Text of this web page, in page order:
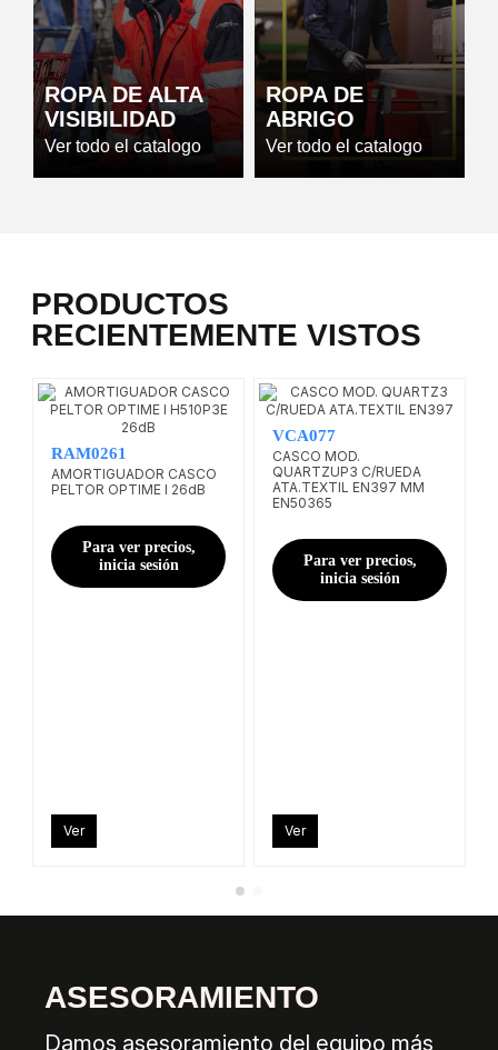
ROPA DE ALTA
VISIBILIDAD
Ver todo el catalogo
ROPA DE
ABRIGO
Ver todo el catalogo
PRODUCTOS
RECIENTEMENTE VISTOS
RAM0261
AMORTIGUADOR CASCO
PELTOR OPTIME I 26dB
Para ver precios,
inicia sesión
Ver
VCA077
CASCO MOD.
QUARTZUP3 C/RUEDA
ATA.TEXTIL EN397 MM
EN50365
Para ver precios,
inicia sesión
Ver
ASESORAMIENTO
Damos asesoramiento del equipo más